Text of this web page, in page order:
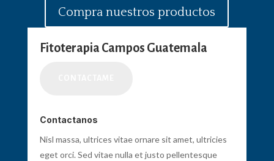
Compra nuestros productos
Fitoterapia Campos Guatemala
Contactanos
Nisl massa, ultrices vitae ornare sit amet, ultricies
eget orci. Sed vitae nulla et justo pellentesque